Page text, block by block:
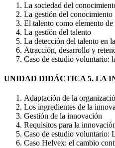
La sociedad del
La gestión del conocimiento
El talento como elemento
La gestión del talento
La detección del talento en
Atracción, desarrollo y
Caso de estudio voluntario:
UNIDAD DIDÁCTICA 5. LA
Adaptación de la
Los ingredientes de la
Gestión de la innovación
Requisitos para la
Caso de estudio voluntario:
Caso Helvex: el cambio